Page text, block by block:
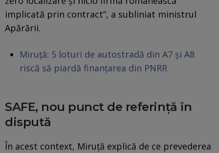
implicată prin contract”, a subliniat ministrul
Apărării.
Miruță: 5 loturi de autostradă din A7 și A8
riscă să piardă finanțarea din PNRR
SAFE, nou punct de referință în
dispută
În acest context, Miruță explică de ce prevederea